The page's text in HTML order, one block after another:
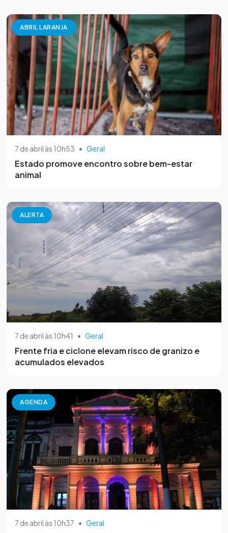
ABRIL LARANJA
7 de abril às 10h53 • Geral
Estado promove encontro sobre bem-estar
animal
ALERTA
7 de abril às 10h41 • Geral
Frente fria e ciclone elevam risco de granizo e
acumulados elevados
AGENDA
7 de abril às 10h37 • Geral